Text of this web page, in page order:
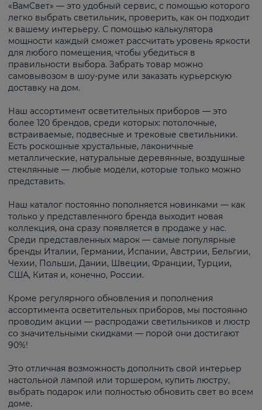
«ВамСвет» — это удобный сервис, с помощью которого
легко выбрать светильник, проверить, как он подходит
к вашему интерьеру. С помощью калькулятора
мощности каждый сможет рассчитать уровень яркости
для любого помещения, чтобы убедиться в
правильности выбора. Забрать товар можно
самовывозом в шоу-руме или заказать курьерскую
доставку на дом.
Наш ассортимент осветительных приборов — это
более 120 брендов, среди которых: потолочные,
встраиваемые, подвесные и трековые светильники.
Есть роскошные хрустальные, лаконичные
металлические, натуральные деревянные, воздушные
стеклянные — любые модели, которые только можно
представить.
Наш каталог постоянно пополняется новинками — как
только у представленного бренда выходит новая
коллекция, она сразу появляется в продаже у нас.
Среди представленных марок — самые популярные
бренды Италии, Германии, Испании, Австрии, Бельгии,
Чехии, Польши, Дании, Швеции, Франции, Турции,
США, Китая и, конечно, России.
Кроме регулярного обновления и пополнения
ассортимента осветительных приборов, мы постоянно
проводим акции — распродажи светильников и люстр
со значительными скидками — порой они достигают
90%!
Это отличная возможность дополнить свой интерьер
настольной лампой или торшером, купить люстру,
выбрать подарок или полностью обновить свет во всем
доме.